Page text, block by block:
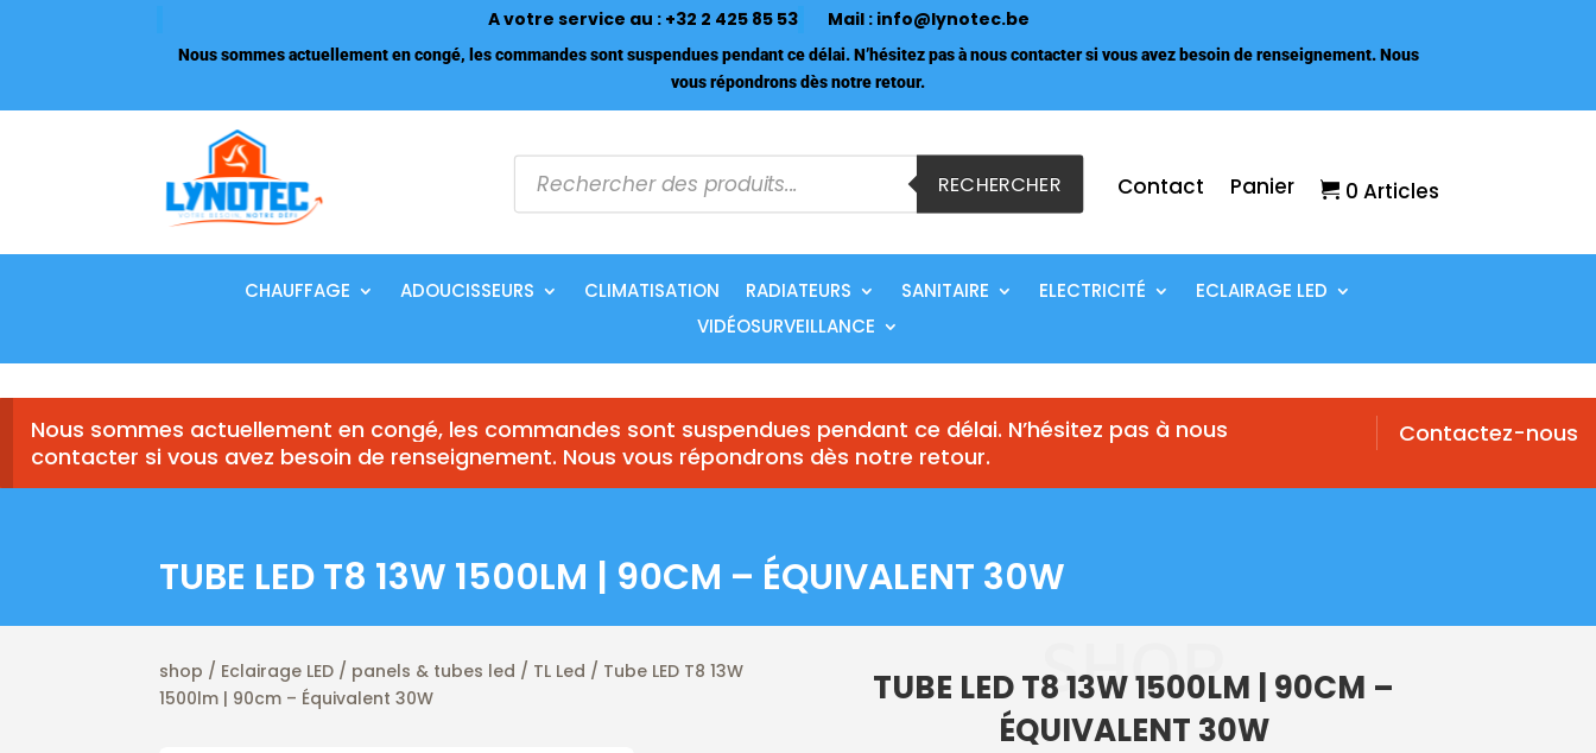
A votre service au : +32 2 425 85 53 Mail : info@lynotec.be
Nous sommes actuellement en congé, les commandes sont suspendues pendant ce délai. N’hésitez pas à nous contacter si vous avez besoin de renseignement. Nous
vous répondrons dès notre retour.
Recherche
de
produits
RECHERCHER Contact Panier 0 Articles
CHAUFFAGE ADOUCISSEURS CLIMATISATION RADIATEURS SANITAIRE ELECTRICITÉ
ECLAIRAGE LED
VIDÉOSURVEILLANCE
Contactez-nous
Nous sommes actuellement en congé, les commandes sont suspendues pendant ce délai. N’hésitez pas à nous
contacter si vous avez besoin de renseignement. Nous vous répondrons dès notre retour.
TUBE LED T8 13W 1500LM | 90CM – ÉQUIVALENT 30W
shop / Eclairage LED / panels & tubes led / TL Led / Tube LED T8 13W
1500lm | 90cm – Équivalent 30W
SHOP
TUBE LED T8 13W 1500LM | 90CM –
ÉQUIVALENT 30W